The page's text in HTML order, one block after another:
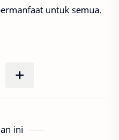
untuk semua.
ini